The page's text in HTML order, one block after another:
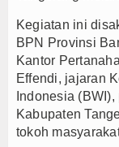
Tantang Pemuda
Warnai Paripurna
Beberkan Hasil
2026 Naik Jadi
Juara, Ateng Sutisna
Ajak Ribuan
Kegiatan ini
BPN Provinsi
Kantor
Effendi, jajaran
Indonesia
Kabupaten
tokoh